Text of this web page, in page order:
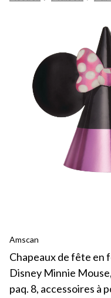
Amscan
Chapeaux de fête en
Disney Minnie
paq. 8, accessoires à